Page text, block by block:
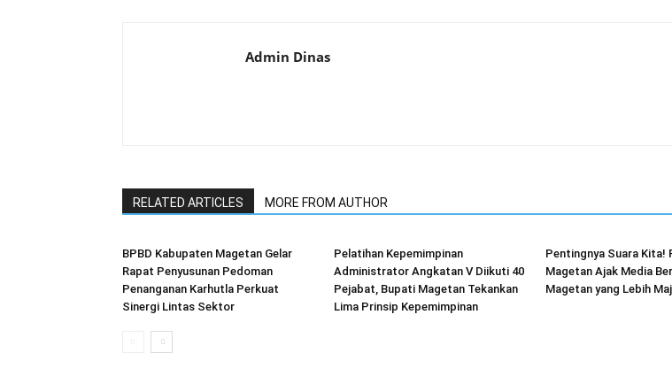
Admin Dinas
RELATED ARTICLES MORE FROM AUTHOR
BPBD Kabupaten Magetan Gelar
Rapat Penyusunan Pedoman
Penanganan Karhutla Perkuat
Sinergi Lintas Sektor
Pelatihan Kepemimpinan
Administrator Angkatan V Diikuti 40
Pejabat, Bupati Magetan Tekankan
Lima Prinsip Kepemimpinan
Pentingnya Suara Kita!
Magetan Ajak Media
Magetan yang Lebih